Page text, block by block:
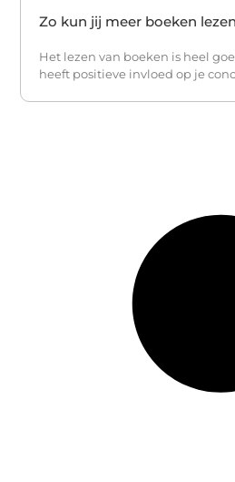
Zo kun jij meer boeken lezen
Het lezen van boeken is heel
heeft positieve invloed op je